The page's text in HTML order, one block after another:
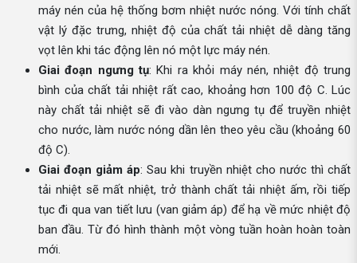
máy nén của hệ thống bơm nhiệt nước nóng. Với tính chất
vật lý đặc trưng, nhiệt độ của chất tải nhiệt dễ dàng tăng
vọt lên khi tác động lên nó một lực máy nén.
Giai đoạn ngưng tụ: Khi ra khỏi máy nén, nhiệt độ trung
bình của chất tải nhiệt rất cao, khoảng hơn 100 độ C. Lúc
này chất tải nhiệt sẽ đi vào dàn ngưng tụ để truyền nhiệt
cho nước, làm nước nóng dần lên theo yêu cầu (khoảng 60
độ C).
Giai đoạn giảm áp: Sau khi truyền nhiệt cho nước thì chất
tải nhiệt sẽ mất nhiệt, trở thành chất tải nhiệt ấm, rồi tiếp
tục đi qua van tiết lưu (van giảm áp) để hạ về mức nhiệt độ
ban đầu. Từ đó hình thành một vòng tuần hoàn hoàn toàn
mới.